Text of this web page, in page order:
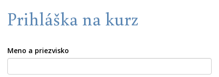
Prihláška na kurz
Meno a priezvisko